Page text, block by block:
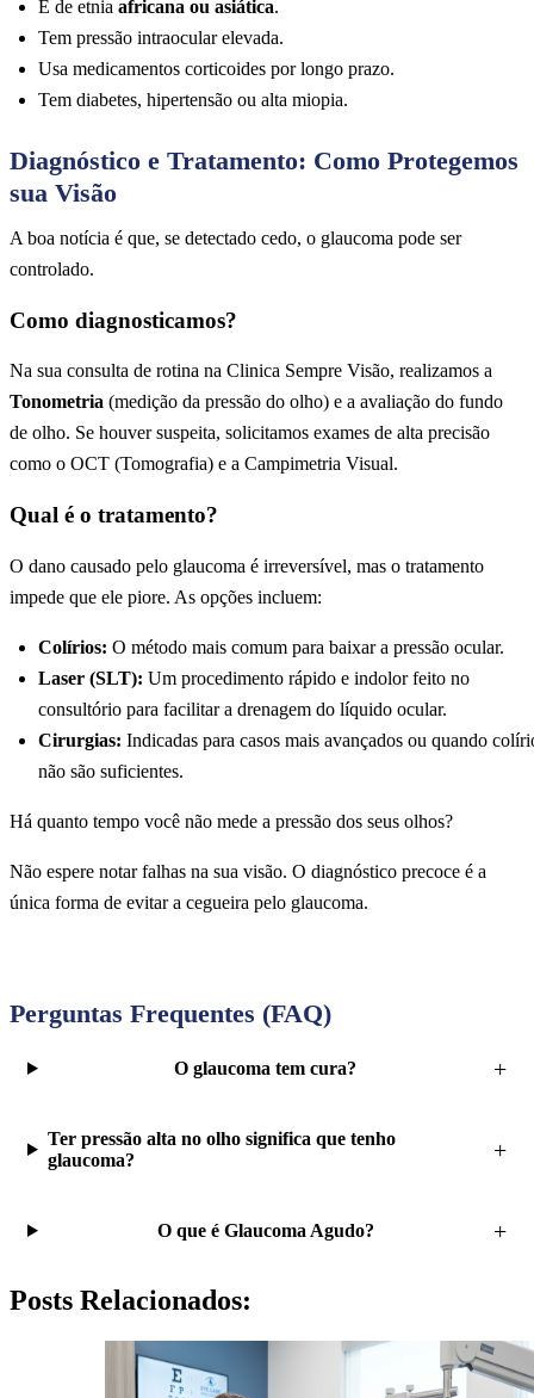
É de etnia africana ou asiática.
Tem pressão intraocular elevada.
Usa medicamentos corticoides por longo prazo.
Tem diabetes, hipertensão ou alta miopia.
Diagnóstico e Tratamento: Como Protegemos
sua Visão
A boa notícia é que, se detectado cedo, o glaucoma pode ser
controlado.
Como diagnosticamos?
Na sua consulta de rotina na Clinica Sempre Visão, realizamos a
Tonometria (medição da pressão do olho) e a avaliação do fundo
de olho. Se houver suspeita, solicitamos exames de alta precisão
como o OCT (Tomografia) e a Campimetria Visual.
Qual é o tratamento?
O dano causado pelo glaucoma é irreversível, mas o tratamento
impede que ele piore. As opções incluem:
Colírios: O método mais comum para baixar a pressão ocular.
Laser (SLT): Um procedimento rápido e indolor feito no
consultório para facilitar a drenagem do líquido ocular.
Cirurgias: Indicadas para casos mais avançados ou quando
não são suficientes.
Há quanto tempo você não mede a pressão dos seus olhos?
Não espere notar falhas na sua visão. O diagnóstico precoce é a
única forma de evitar a cegueira pelo glaucoma.
Perguntas Frequentes (FAQ)
O glaucoma tem cura?
Ter pressão alta no olho significa que tenho
glaucoma?
O que é Glaucoma Agudo?
Posts Relacionados: